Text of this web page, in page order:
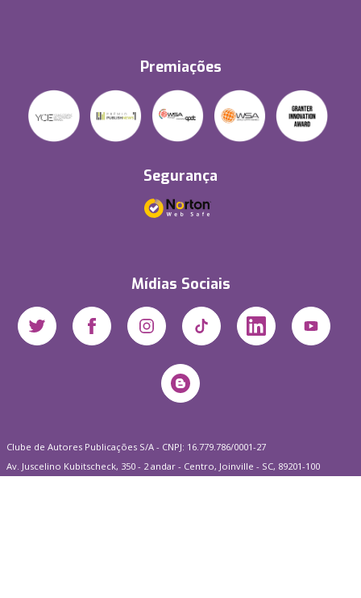
Premiações
Segurança
Mídias Sociais
Clube de Autores Publicações S/A - CNPJ: 16.779.786/0001-27
Av. Juscelino Kubitscheck, 350 - 2 andar - Centro, Joinville - SC, 89201-100